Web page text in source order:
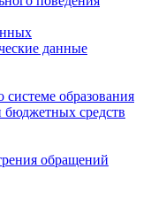
данные
образования
средств
обращений